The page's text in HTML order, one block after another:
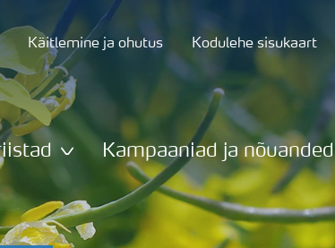
Käitlemine ja ohutus
Kodulehe sisukaart
Kampaaniad ja nõuanded